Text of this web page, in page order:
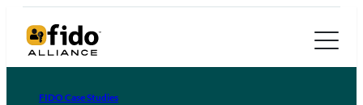
FIDO Case Studies